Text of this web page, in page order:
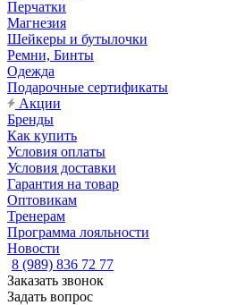
Перчатки
Магнезия
Шейкеры и бутылочки
Ремни, Бинты
Одежда
Подарочные сертификаты
Акции
Бренды
Как купить
Условия оплаты
Условия доставки
Гарантия на товар
Оптовикам
Тренерам
Программа лояльности
Новости
8 (989) 836 72 77
Заказать звонок
Задать вопрос